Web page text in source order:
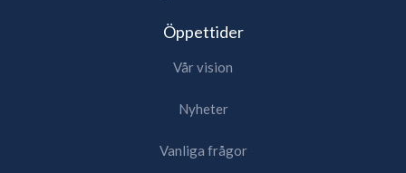
Öppettider
Vår vision
Nyheter
Vanliga frågor